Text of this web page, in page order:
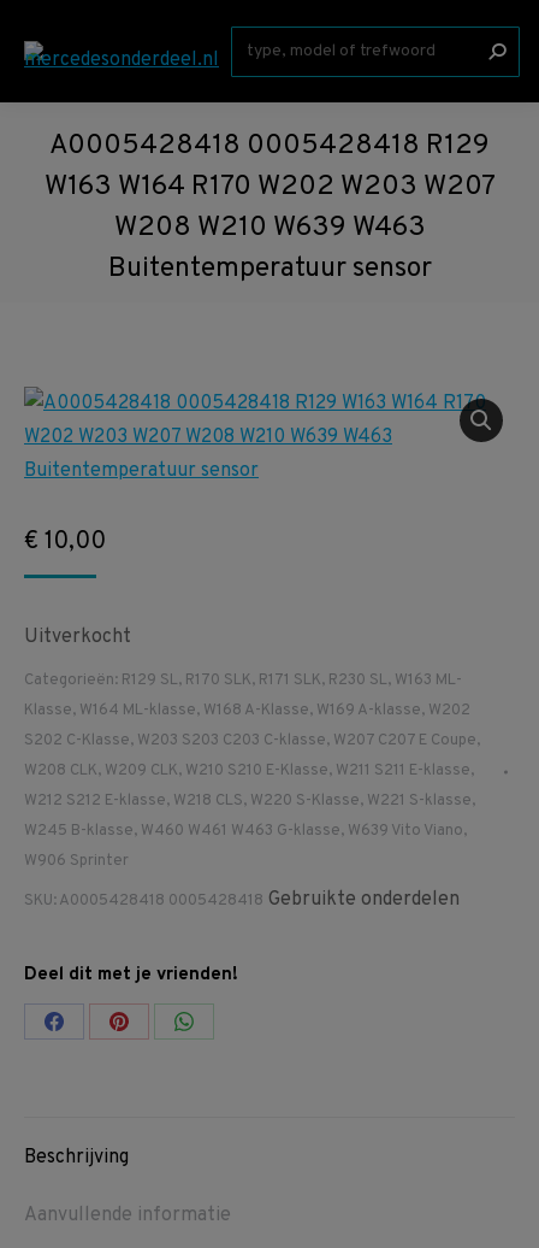
Zoeken:
A0005428418 0005428418 R129
W163 W164 R170 W202 W203 W207
W208 W210 W639 W463
Buitentemperatuur sensor
€ 10,00
Uitverkocht
Categorieën: R129 SL, R170 SLK, R171 SLK, R230 SL, W163 ML-
Klasse, W164 ML-klasse, W168 A-Klasse, W169 A-klasse, W202
S202 C-Klasse, W203 S203 C203 C-klasse, W207 C207 E Coupe,
W208 CLK, W209 CLK, W210 S210 E-Klasse, W211 S211 E-klasse,
W212 S212 E-klasse, W218 CLS, W220 S-Klasse, W221 S-klasse,
W245 B-klasse, W460 W461 W463 G-klasse, W639 Vito Viano,
W906 Sprinter
SKU:A0005428418 0005428418 Gebruikte onderdelen
Deel dit met je vrienden!
Share Share Share
Beschrijving
Aanvullende informatie